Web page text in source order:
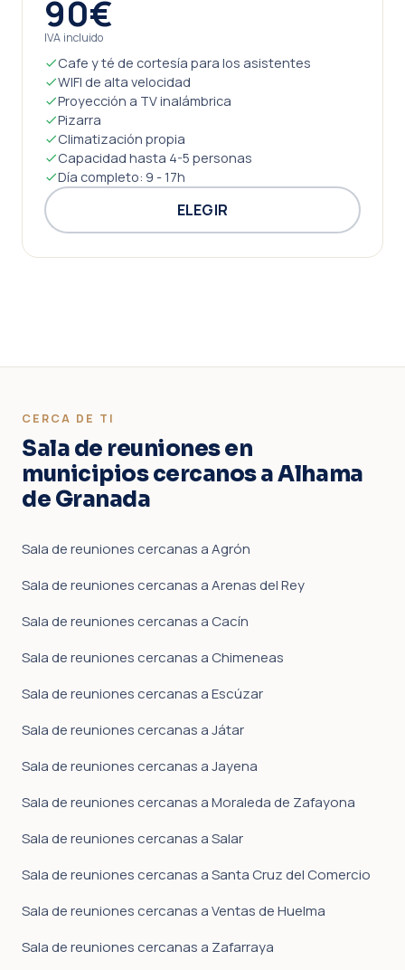
90€
IVA incluido
Cafe y té de cortesía para los asistentes
WIFI de alta velocidad
Proyección a TV inalámbrica
Pizarra
Climatización propia
Capacidad hasta 4-5 personas
Día completo: 9 - 17h
ELEGIR
CERCA DE TI
Sala de reuniones en
municipios cercanos a Alhama
de Granada
Sala de reuniones cercanas a Agrón
Sala de reuniones cercanas a Arenas del Rey
Sala de reuniones cercanas a Cacín
Sala de reuniones cercanas a Chimeneas
Sala de reuniones cercanas a Escúzar
Sala de reuniones cercanas a Játar
Sala de reuniones cercanas a Jayena
Sala de reuniones cercanas a Moraleda de Zafayona
Sala de reuniones cercanas a Salar
Sala de reuniones cercanas a Santa Cruz del Comercio
Sala de reuniones cercanas a Ventas de Huelma
Sala de reuniones cercanas a Zafarraya